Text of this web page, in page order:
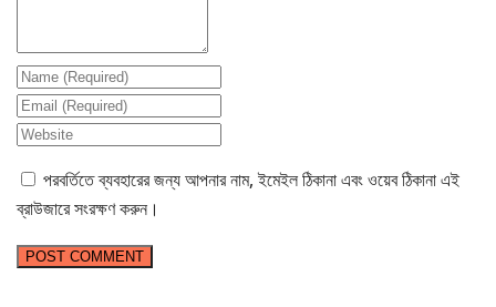
পরবর্তিতে ব্যবহারের জন্য আপনার নাম, ইমেইল ঠিকানা এবং ওয়েব ঠিকানা এই
ব্রাউজারে সংরক্ষণ করুন।